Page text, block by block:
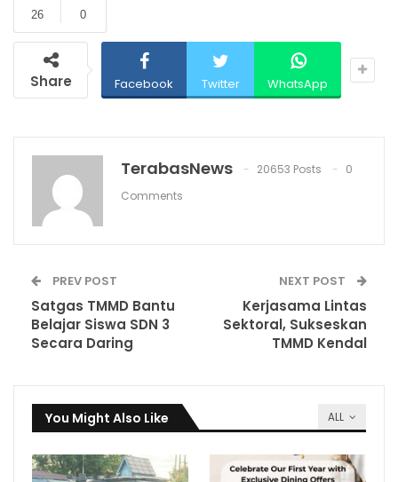
0
26
Share Facebook Twitter WhatsApp
TerabasNews 20653 Posts
0
Comments
PREV POST
Satgas TMMD Bantu
Belajar Siswa SDN 3
Secara Daring
NEXT POST
Kerjasama Lintas
Sektoral, Sukseskan
TMMD Kendal
ALL
You Might Also Like